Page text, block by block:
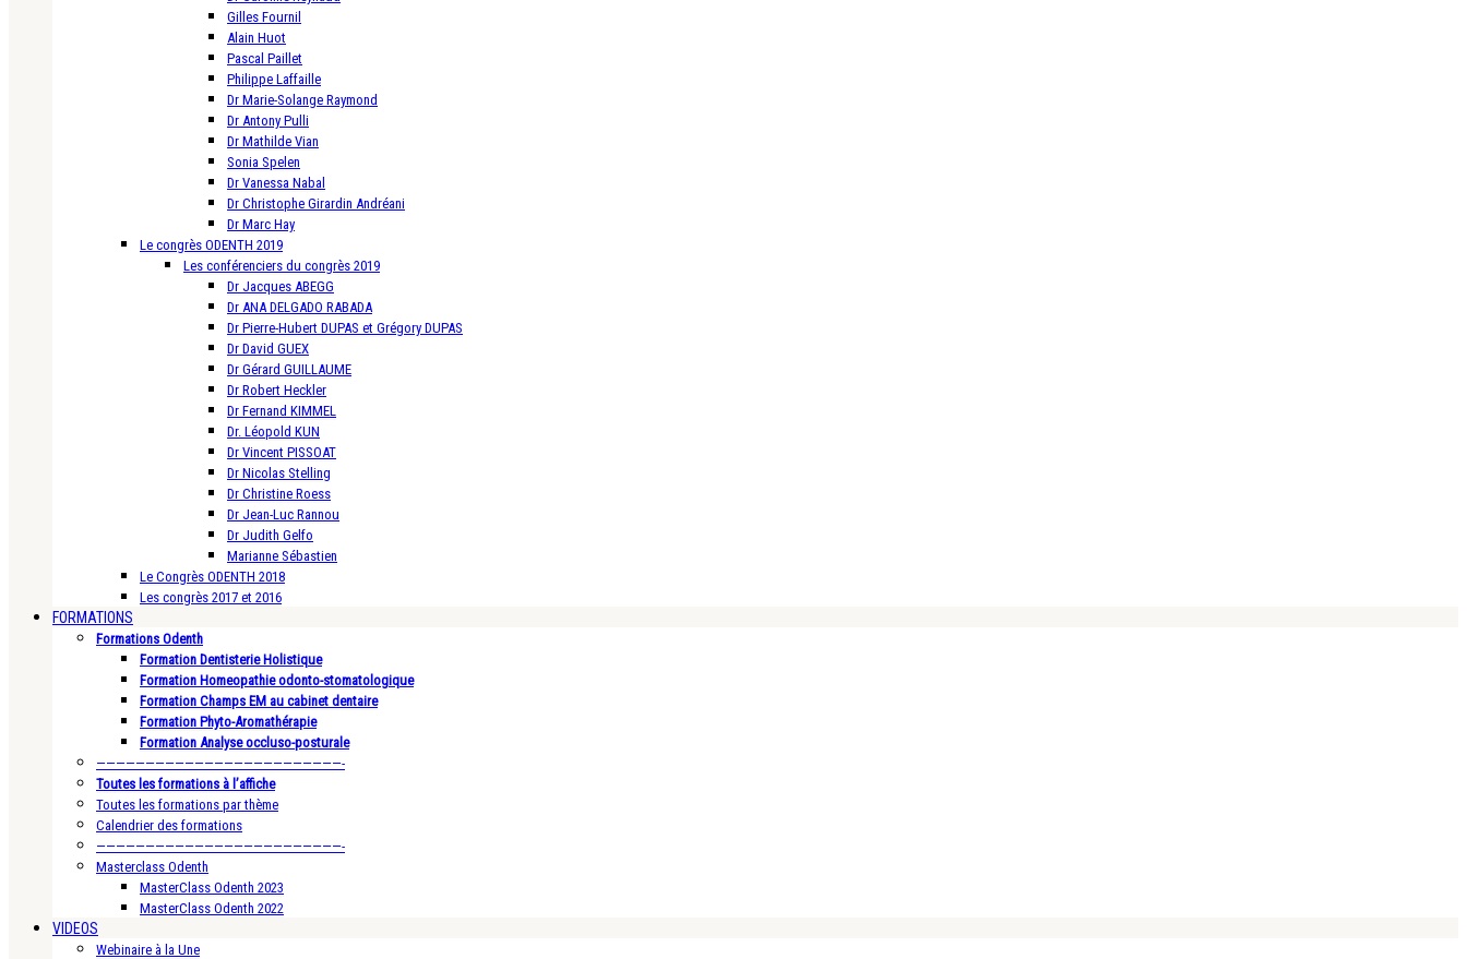
Gilles Fournil
Alain Huot
Pascal Paillet
Philippe Laffaille
Dr Marie-Solange Raymond
Dr Antony Pulli
Dr Mathilde Vian
Sonia Spelen
Dr Vanessa Nabal
Dr Christophe Girardin Andréani
Dr Marc Hay
Le congrès ODENTH 2019
Les conférenciers du congrès 2019
Dr Jacques ABEGG
Dr ANA DELGADO RABADA
Dr Pierre-Hubert DUPAS et Grégory DUPAS
Dr David GUEX
Dr Gérard GUILLAUME
Dr Robert Heckler
Dr Fernand KIMMEL
Dr. Léopold KUN
Dr Vincent PISSOAT
Dr Nicolas Stelling
Dr Christine Roess
Dr Jean-Luc Rannou
Dr Judith Gelfo
Marianne Sébastien
Le Congrès ODENTH 2018
Les congrès 2017 et 2016
FORMATIONS
Formations Odenth
Formation Dentisterie Holistique
Formation Homeopathie odonto-stomatologique
Formation Champs EM au cabinet dentaire
Formation Phyto-Aromathérapie
Formation Analyse occluso-posturale
—————————————————————————-
Toutes les formations à l’affiche
Toutes les formations par thème
Calendrier des formations
—————————————————————————-
Masterclass Odenth
MasterClass Odenth 2023
MasterClass Odenth 2022
VIDEOS
Webinaire à la Une